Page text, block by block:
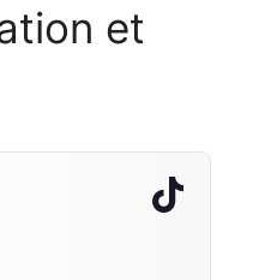
et